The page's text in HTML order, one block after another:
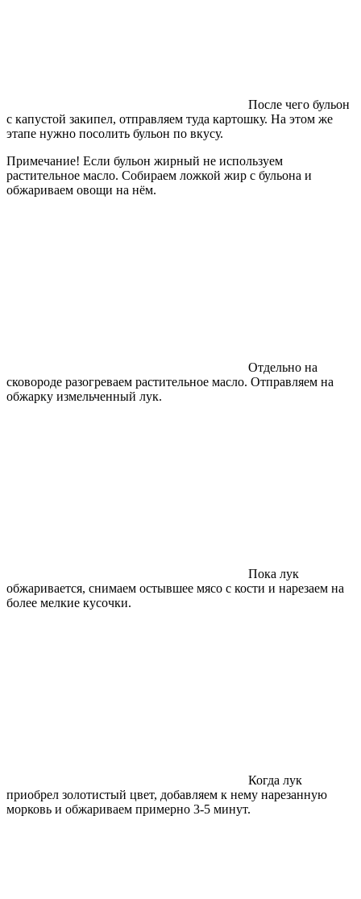
После чего бульон
с капустой закипел, отправляем туда картошку. На этом же
этапе нужно посолить бульон по вкусу.
Примечание! Если бульон жирный не используем
растительное масло. Собираем ложкой жир с бульона и
обжариваем овощи на нём.
Отдельно на
сковороде разогреваем растительное масло. Отправляем на
обжарку измельченный лук.
Пока лук
обжаривается, снимаем остывшее мясо с кости и нарезаем на
более мелкие кусочки.
Когда лук
приобрел золотистый цвет, добавляем к нему нарезанную
морковь и обжариваем примерно 3-5 минут.